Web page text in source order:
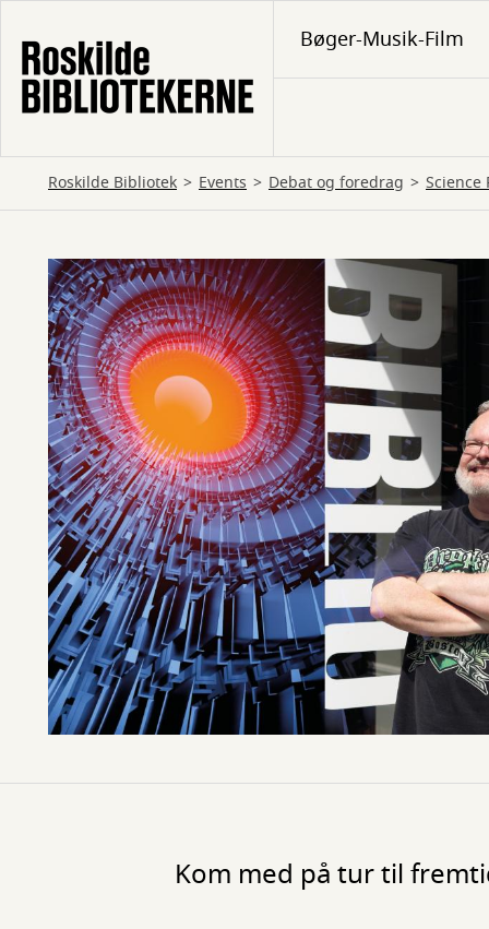
hovedindhold
Bøger-Musik-Film
Roskilde Bibliotek Events Debat og foredrag
Kom med på tur til